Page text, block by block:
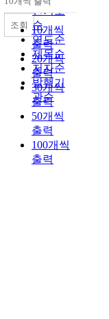
인기도
순
연도순
제목순
저자순
발행기
관순
내림차순
10개씩
출력
20개씩
출력
30개씩
출력
50개씩
출력
100개씩
출력
조회